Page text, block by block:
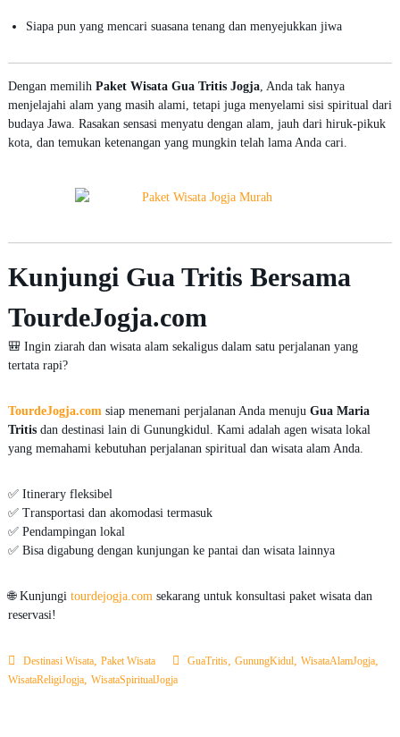
Siapa pun yang mencari suasana tenang dan menyejukkan jiwa
Dengan memilih Paket Wisata Gua Tritis Jogja, Anda tak hanya
menjelajahi alam yang masih alami, tetapi juga menyelami sisi spiritual dari
budaya Jawa. Rasakan sensasi menyatu dengan alam, jauh dari hiruk-pikuk
kota, dan temukan ketenangan yang mungkin telah lama Anda cari.
Kunjungi Gua Tritis Bersama
TourdeJogja.com
🎒 Ingin ziarah dan wisata alam sekaligus dalam satu perjalanan yang
tertata rapi?
TourdeJogja.comsiap menemani perjalanan Anda menuju Gua Maria
Tritisdan destinasi lain di Gunungkidul. Kami adalah agen wisata lokal
yang memahami kebutuhan perjalanan spiritual dan wisata alam Anda.
✅ Itinerary fleksibel
✅ Transportasi dan akomodasi termasuk
✅ Pendampingan lokal
✅ Bisa digabung dengan kunjungan ke pantai dan wisata lainnya
🌐 Kunjungi tourdejogja.comsekarang untuk konsultasi paket wisata dan
reservasi!
Destinasi Wisata, Paket Wisata GuaTritis, GunungKidul, WisataAlamJogja,
WisataReligiJogja, WisataSpiritualJogja